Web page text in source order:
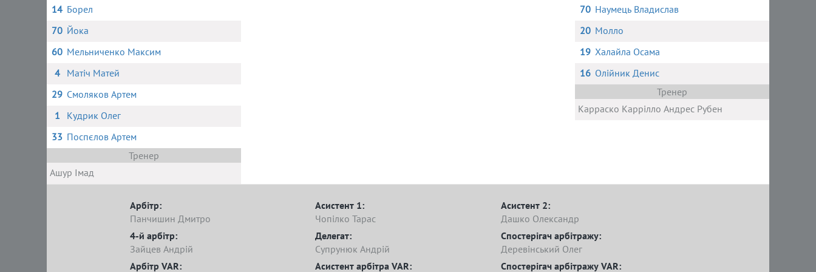
14 Борел
70 Йока
60 Мельниченко Максим
4
Матіч Матей
29 Смоляков Артем
1
Кудрик Олег
33 Поспєлов Артем
Тренер
Ашур Імад
70 Наумець Владислав
20 Молло
19 Халайла Осама
16 Олійник Денис
Тренер
Карраско Каррілло Андрес Рубен
Арбітр:
Панчишин Дмитро
Асистент 1:
Чопілко Тарас
Асистент 2:
Дашко Олександр
4-й арбітр:
Зайцев Андрій
Делегат:
Супрунюк Андрій
Спостерігач арбітражу:
Деревінський Олег
Арбітр VAR:
Асистент арбітра VAR: Спостерігач арбітражу VAR: